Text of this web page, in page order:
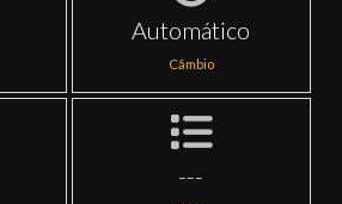
Automático
Câmbio
---